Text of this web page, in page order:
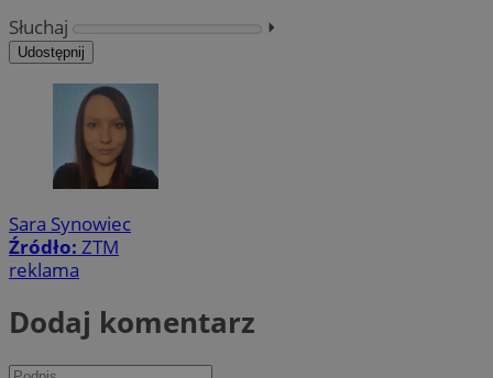
Słuchaj
⏵︎
Udostępnij
Sara Synowiec
Źródło: ZTM
reklama
Dodaj komentarz